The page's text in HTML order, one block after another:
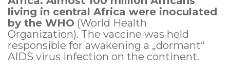
living in central Africa were inoculated
by the WHO (World Health
Organization). The vaccine was held
responsible for awakening a „dormant“
AIDS virus infection on the continent.